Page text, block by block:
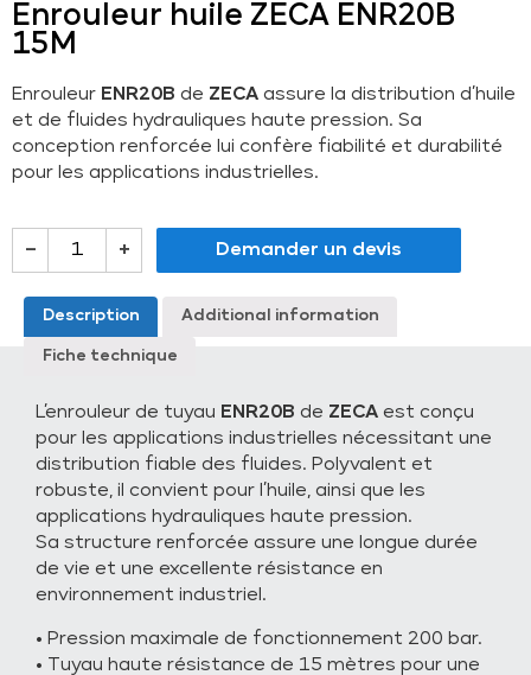
Enrouleur huile ZECA ENR20B
15M
Enrouleur ENR20B de ZECA assure la distribution d’huile
et de fluides hydrauliques haute pression. Sa
conception renforcée lui confère fiabilité et durabilité
pour les applications industrielles.
– + Demander un devis
Description Additional information
Fiche technique
L’enrouleur de tuyau ENR20B de ZECA est conçu
pour les applications industrielles nécessitant une
distribution fiable des fluides. Polyvalent et
robuste, il convient pour l’huile, ainsi que les
applications hydrauliques haute pression.
Sa structure renforcée assure une longue durée
de vie et une excellente résistance en
environnement industriel.
• Pression maximale de fonctionnement 200 bar.
• Tuyau haute résistance de 15 mètres pour une